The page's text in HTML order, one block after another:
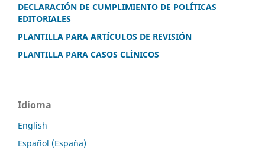
DECLARACIÓN DE CUMPLIMIENTO DE POLÍTICAS
EDITORIALES
PLANTILLA PARA ARTÍCULOS DE REVISIÓN
PLANTILLA PARA CASOS CLÍNICOS
Idioma
English
Español (España)